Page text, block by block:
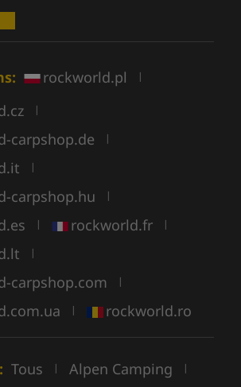
rockworld.pl |
|
carpshop.de |
|
carpshop.hu |
| rockworld.fr |
|
carpshop.com |
| rockworld.ro
Tous | Alpen Camping |